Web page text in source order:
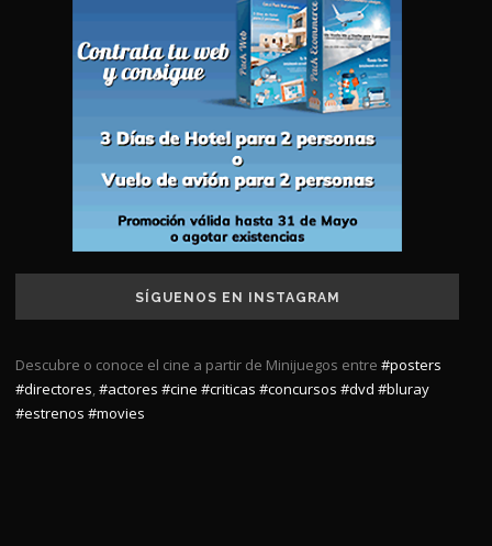
SÍGUENOS EN INSTAGRAM
Descubre o conoce el cine a partir de Minijuegos entre #posters
#directores,#actores #cine #criticas #concursos #dvd #bluray
#estrenos #movies